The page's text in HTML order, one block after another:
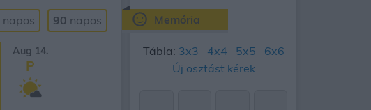
napos 90 napos
Aug 14.
P
Memória
Tábla: 3x3 4x4 5x5
6x6
Új osztást kérek